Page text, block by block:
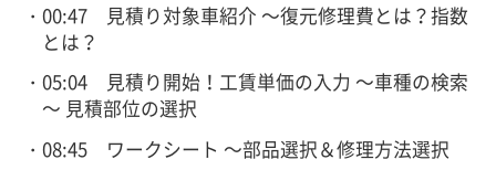
00:47 見積り対象車紹介 ～復元修理費とは？指数
とは？
05:04 見積り開始！工賃単価の入力 ～車種の検索
～ 見積部位の選択
08:45 ワークシート ～部品選択＆修理方法選択